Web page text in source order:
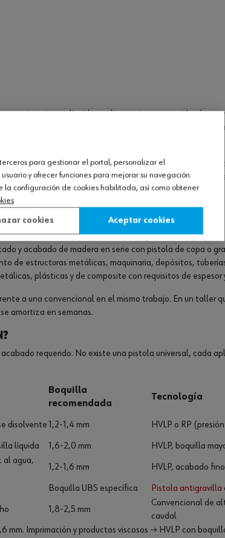
atomiza pintura líquida mediante aire comprimido y la
de atomización y la amplitud del abanico. El control
eficiencia de transferencia y la uniformidad de
overspray. Una pistola convencional de alta presión
de color, barniz de acabado y antigravilla en
y acabado de madera en serie con pistola de copa o
de estructuras metálicas, maquinaria, depósitos,
plásticas y de composite con requisitos de
a una convencional en el mismo trabajo. En un taller
amortiza en semanas.
requerido. No existe una pistola universal, cada
Boquilla
recomendada
Tecnología
disolvente1,2-1,4 mm HVLP o RP
líquida 1,6-2,0 mm HVLP, boquilla
al agua,
1,2-1,6 mm HVLP, acabado
Boquilla UBS específica Pistola antigravilla
1,8-2,5 mm
Convencional de
caudal
Imprimación y productos viscosos → HVLP con
para gestionar el portal, personalizar el
y ofrecer funciones para mejorar su navegación.
la configuración de cookies habilitada, así como obtener
cookies Aceptar cookies